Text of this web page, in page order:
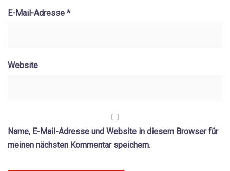
E-Mail-Adresse *
Website
Name, E-Mail-Adresse und Website in diesem Browser für
meinen nächsten Kommentar speichern.